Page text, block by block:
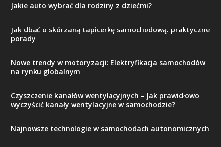
Jakie auto wybrać dla rodziny z dziećmi?
Jak dbać o skórzaną tapicerkę samochodową: praktyczne
porady
Nowe trendy w motoryzacji: Elektryfikacja samochodów
na rynku globalnym
Czyszczenie kanałów wentylacyjnych – Jak prawidłowo
wyczyścić kanały wentylacyjne w samochodzie?
Najnowsze technologie w samochodach autonomicznych